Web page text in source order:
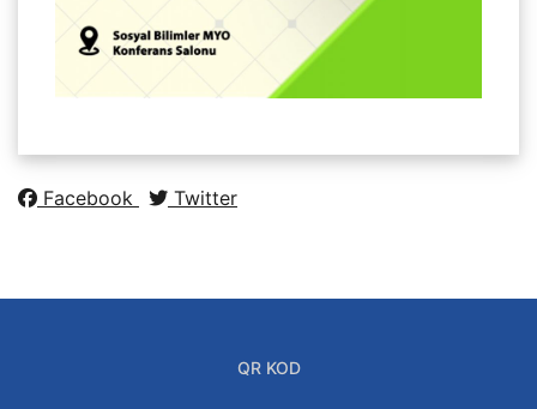
Facebook Twitter
QR KOD